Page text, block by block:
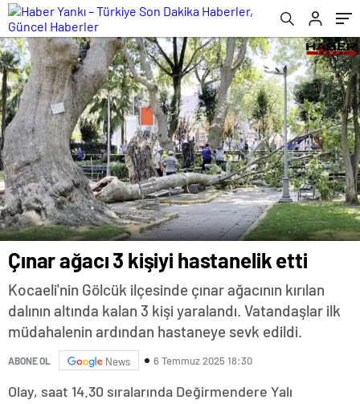
Çınar ağacı 3 kişiyi hastanelik etti
Kocaeli'nin Gölcük ilçesinde çınar ağacının kırılan
dalının altında kalan 3 kişi yaralandı. Vatandaşlar ilk
müdahalenin ardından hastaneye sevk edildi.
ABONE OL News 6 Temmuz 2025 18:30
Olay, saat 14.30 sıralarında Değirmendere Yalı